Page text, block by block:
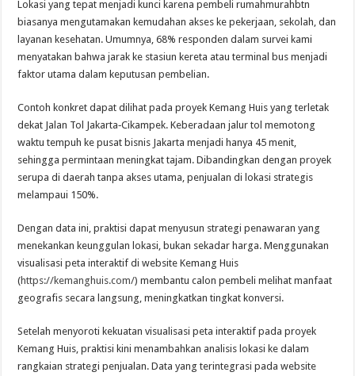
Lokasi yang tepat menjadi kunci karena pembeli rumahmurahbtn
biasanya mengutamakan kemudahan akses ke pekerjaan, sekolah, dan
layanan kesehatan. Umumnya, 68% responden dalam survei kami
menyatakan bahwa jarak ke stasiun kereta atau terminal bus menjadi
faktor utama dalam keputusan pembelian.
Contoh konkret dapat dilihat pada proyek Kemang Huis yang terletak
dekat Jalan Tol Jakarta‑Cikampek. Keberadaan jalur tol memotong
waktu tempuh ke pusat bisnis Jakarta menjadi hanya 45 menit,
sehingga permintaan meningkat tajam. Dibandingkan dengan proyek
serupa di daerah tanpa akses utama, penjualan di lokasi strategis
melampaui 150%.
Dengan data ini, praktisi dapat menyusun strategi penawaran yang
menekankan keunggulan lokasi, bukan sekadar harga. Menggunakan
visualisasi peta interaktif di website Kemang Huis
(https://kemanghuis.com/) membantu calon pembeli melihat manfaat
geografis secara langsung, meningkatkan tingkat konversi.
Setelah menyoroti kekuatan visualisasi peta interaktif pada proyek
Kemang Huis, praktisi kini menambahkan analisis lokasi ke dalam
rangkaian strategi penjualan. Data yang terintegrasi pada website